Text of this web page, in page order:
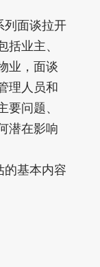
列面谈拉开
业主、
业，面谈
理人员和
问题、
潜在影响
的基本内容